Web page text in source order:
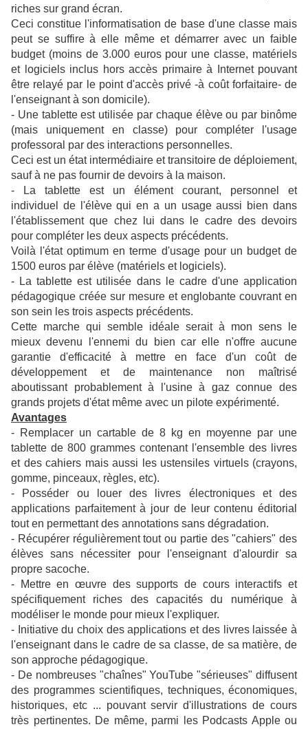
riches sur grand écran.
Ceci constitue l'informatisation de base d'une classe mais
peut se suffire à elle même et démarrer avec un faible
budget (moins de 3.000 euros pour une classe, matériels
et logiciels inclus hors accès primaire à Internet pouvant
être relayé par le point d'accès privé -à coût forfaitaire- de
l'enseignant à son domicile).
- Une tablette est utilisée par chaque élève ou par binôme
(mais uniquement en classe) pour compléter l'usage
professoral par des interactions personnelles.
Ceci est un état intermédiaire et transitoire de déploiement,
sauf à ne pas fournir de devoirs à la maison.
- La tablette est un élément courant, personnel et
individuel de l'élève qui en a un usage aussi bien dans
l'établissement que chez lui dans le cadre des devoirs
pour compléter les deux aspects précédents.
Voilà l'état optimum en terme d'usage pour un budget de
1500 euros par élève (matériels et logiciels).
- La tablette est utilisée dans le cadre d'une application
pédagogique créée sur mesure et englobante couvrant en
son sein les trois aspects précédents.
Cette marche qui semble idéale serait à mon sens le
mieux devenu l'ennemi du bien car elle n'offre aucune
garantie d'efficacité à mettre en face d'un coût de
développement et de maintenance non maîtrisé
aboutissant probablement à l'usine à gaz connue des
grands projets d'état même avec un pilote expérimenté.
Avantages
- Remplacer un cartable de 8 kg en moyenne par une
tablette de 800 grammes contenant l'ensemble des livres
et des cahiers mais aussi les ustensiles virtuels (crayons,
gomme, pinceaux, règles, etc).
- Posséder ou louer des livres électroniques et des
applications parfaitement à jour de leur contenu éditorial
tout en permettant des annotations sans dégradation.
- Récupérer régulièrement tout ou partie des "cahiers" des
élèves sans nécessiter pour l'enseignant d'alourdir sa
propre sacoche.
- Mettre en œuvre des supports de cours interactifs et
spécifiquement riches des capacités du numérique à
modéliser le monde pour mieux l'expliquer.
- Initiative du choix des applications et des livres laissée à
l'enseignant dans le cadre de sa classe, de sa matière, de
son approche pédagogique.
- De nombreuses "chaînes" YouTube "sérieuses" diffusent
des programmes scientifiques, techniques, économiques,
historiques, etc ... pouvant servir d'illustrations de cours
très pertinentes. De même, parmi les Podcasts Apple ou